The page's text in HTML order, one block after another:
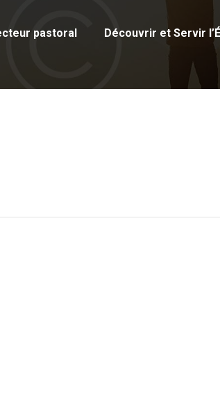
pastoral Découvrir et Servir
L’ÉGLISE